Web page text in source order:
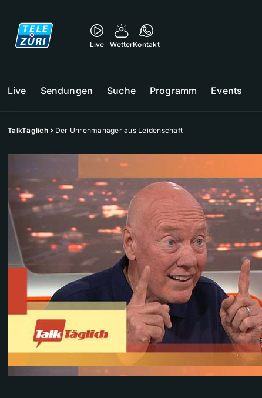
Live WetterKontakt
Live Sendungen Suche Programm Events
TalkTäglich Der Uhrenmanager aus Leidenschaft